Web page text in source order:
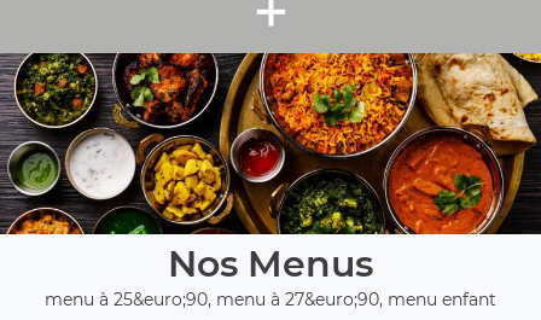
Nos Menus
menu à 25&euro;90, menu à 27&euro;90, menu enfant